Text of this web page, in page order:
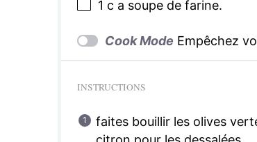
1 c a soupe de farine.
Cook Mode Empêchez
INSTRUCTIONS
faites bouillir les olives